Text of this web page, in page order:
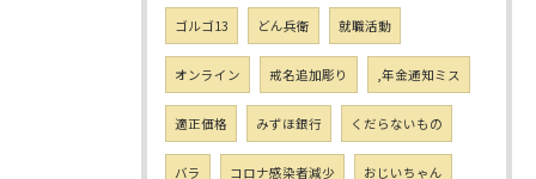
ゴルゴ13 どん兵衛 就職活動
オンライン 戒名追加彫り ,年金通知ミス
適正価格 みずほ銀行 くだらないもの
バラ コロナ感染者減少 おじいちゃん